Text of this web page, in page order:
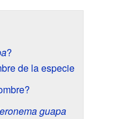
?
de la especie
guapa